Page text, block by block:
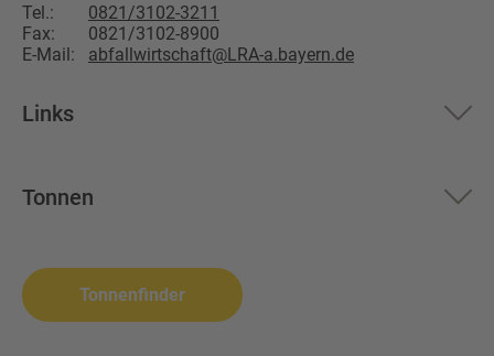
Tel.:
0821/3102-3211
Fax:
0821/3102-8900
E-Mail:
abfallwirtschaft@LRA-a.bayern.de
Links
Über uns
Tonnen
Biomüll
Altpapier
Tonnenfinder